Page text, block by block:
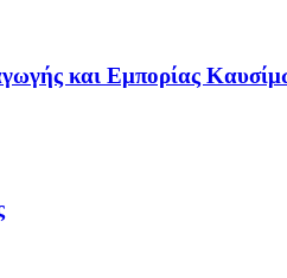
και Εμπορίας